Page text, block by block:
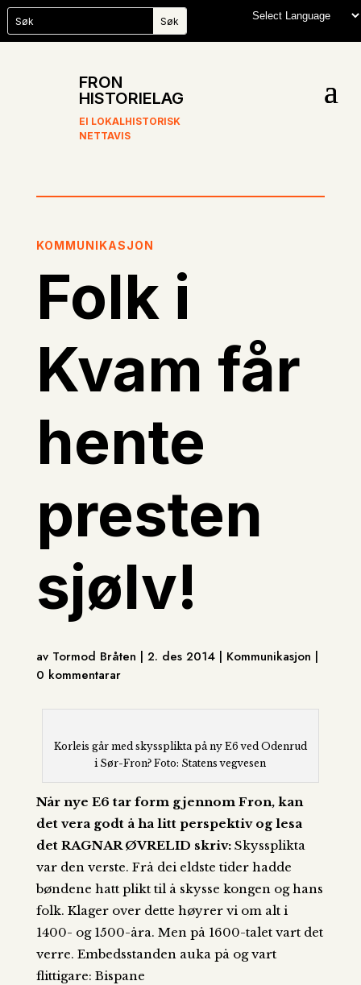
FRON
HISTORIELAG
EI LOKALHISTORISK
NETTAVIS
KOMMUNIKASJON
Folk i
Kvam får
hente
presten
sjølv!
av Tormod Bråten | 2. des 2014 | Kommunikasjon |
0 kommentarar
Korleis går med skyssplikta på ny E6 ved Odenrud
i Sør-Fron? Foto: Statens vegvesen
Når nye E6 tar form gjennom Fron, kan
det vera godt å ha litt perspektiv og lesa
det RAGNAR ØVRELID skriv:Skyssplikta
var den verste. Frå dei eldste tider hadde
bøndene hatt plikt til å skysse kongen og hans
folk. Klager over dette høyrer vi om alt i
1400- og 1500-åra. Men på 1600-talet vart det
verre. Embedsstanden auka på og vart
flittigare: Bispane